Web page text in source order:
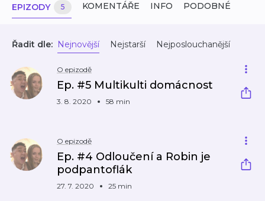
EPIZODY 5 KOMENTÁŘE INFO PODOBNÉ
Řadit dle: Nejnovější Nejstarší Nejposlouchanější
O epizodě
Ep. #5 Multikulti domácnost
3. 8. 2020 58 min
O epizodě
Ep. #4 Odloučení a Robin je
podpantoflák
27. 7. 2020 25 min